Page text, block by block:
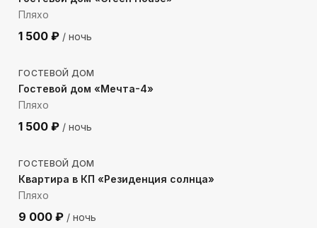
Пляхо
1 500 ₽ / ночь
678 м до моря
ГОСТЕВОЙ ДОМ
Гостевой дом «Мечта-4»
Пляхо
1 500 ₽ / ночь
983 м до моря
ГОСТЕВОЙ ДОМ
Квартира в КП «Резиденция солнца»
Пляхо
9 000 ₽ / ночь
1238м до моря